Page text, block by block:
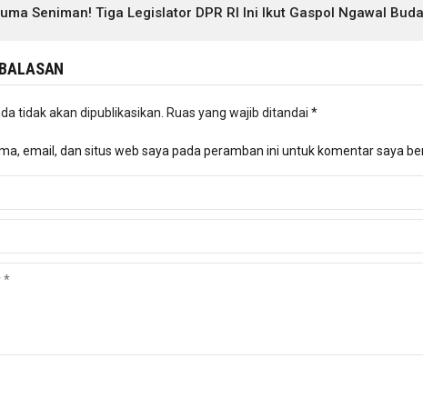
Seniman! Tiga Legislator DPR RI Ini Ikut Gaspol Ngawal
tidak akan dipublikasikan. Ruas yang wajib ditandai *
email, dan situs web saya pada peramban ini untuk komentar saya